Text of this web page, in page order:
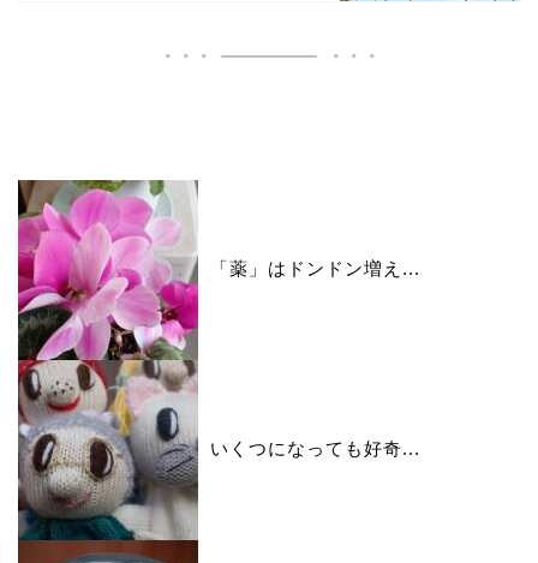
「薬」はドンドン増え...
いくつになっても好奇...